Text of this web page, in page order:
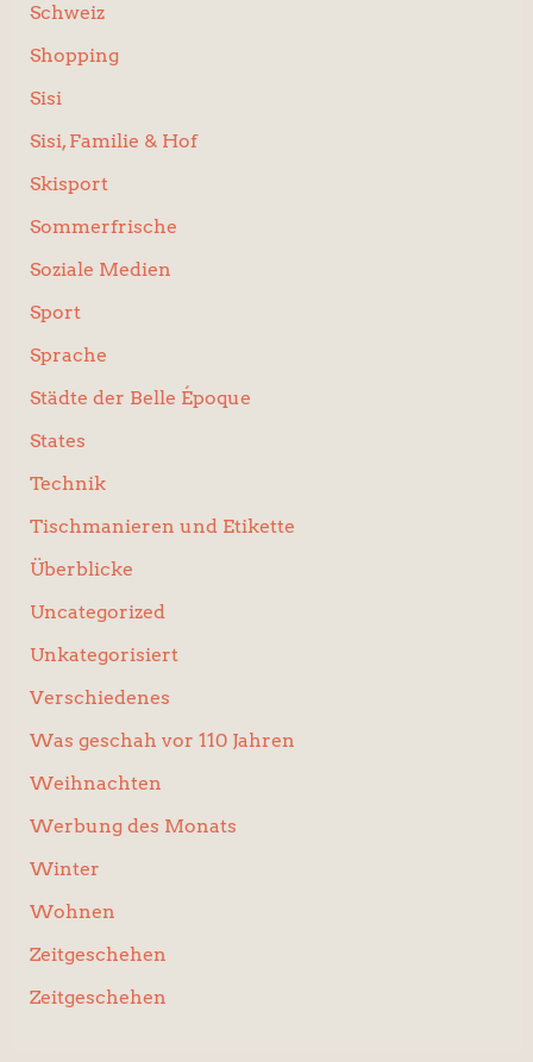
Schweiz
Shopping
Sisi
Sisi, Familie & Hof
Skisport
Sommerfrische
Soziale Medien
Sport
Sprache
Städte der Belle Époque
States
Technik
Tischmanieren und Etikette
Überblicke
Uncategorized
Unkategorisiert
Verschiedenes
Was geschah vor 110 Jahren
Weihnachten
Werbung des Monats
Winter
Wohnen
Zeitgeschehen
Zeitgeschehen